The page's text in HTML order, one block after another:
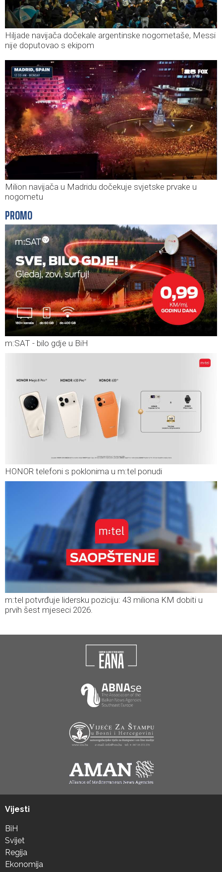
Hiljade navijača dočekale argentinske nogometaše, Messi
nije doputovao s ekipom
Milion navijača u Madridu dočekuje svjetske prvake u
nogometu
PROMO
m:SAT - bilo gdje u BiH
HONOR telefoni s poklonima u m:tel ponudi
m:tel potvrđuje lidersku poziciju: 43 miliona KM dobiti u
prvih šest mjeseci 2026.
Vijesti
BiH
Svijet
Regija
Ekonomija